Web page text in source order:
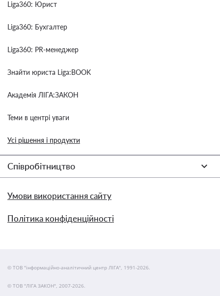
Liga360: Юрист
Liga360: Бухгалтер
Liga360: PR-менеджер
Знайти юриста Liga:BOOK
Академія ЛІГА:ЗАКОН
Теми в центрі уваги
Усі рішення і продукти
Співробітництво
Умови використання сайту
Політика конфіденційності
© ТОВ "інформаційно-аналітичний центр ЛІГА", 1991-2026.
© ТОВ "ЛІГА ЗАКОН", 2007-2026.